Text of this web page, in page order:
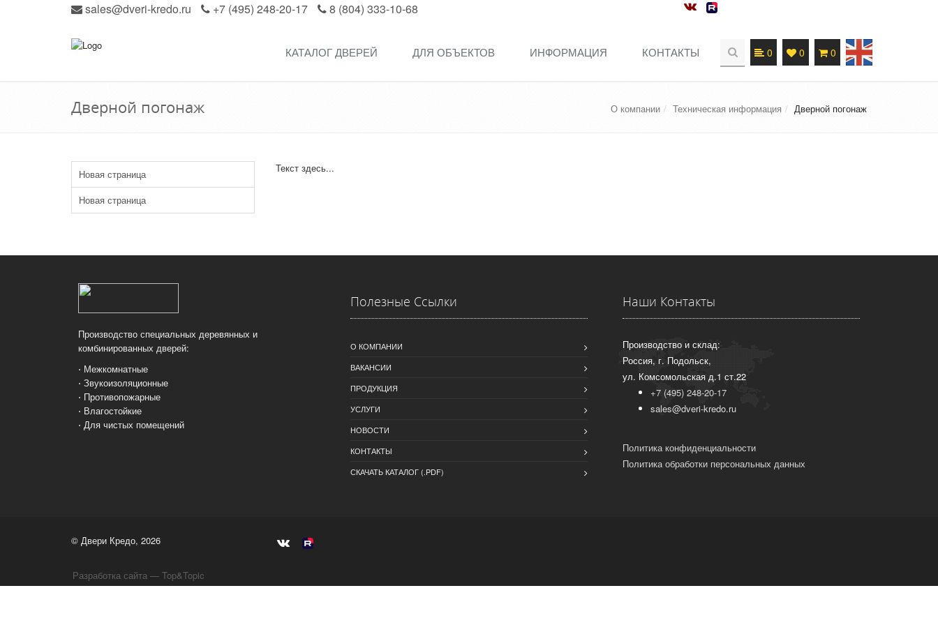
sales@dveri-kredo.ru +7 (495) 248-20-17 8 (804) 333-10-68
0
0 0
КАТАЛОГ ДВЕРЕЙ ДЛЯ ОБЪЕКТОВ ИНФОРМАЦИЯ КОНТАКТЫ
Дверной погонаж О компании Техническая информация Дверной погонаж
Новая страница
Новая страница
Текст здесь...
Производство специальных деревянных и
комбинированных дверей:
⋅ Межкомнатные
⋅ Звукоизоляционные
⋅ Противопожарные
⋅ Влагостойкие
⋅ Для чистых помещений
Полезные Ссылки
О КОМПАНИИ
ВАКАНСИИ
ПРОДУКЦИЯ
УСЛУГИ
НОВОСТИ
КОНТАКТЫ
СКАЧАТЬ КАТАЛОГ (.PDF)
Наши Контакты
Производство и склад:
Россия, г. Подольск,
ул. Комсомольская д.1 ст.22
+7 (495) 248-20-17
sales@dveri-kredo.ru
Политика конфиденциальности
Политика обработки персональных данных
© Двери Кредо, 2026
Разработка сайта — Top&Topic